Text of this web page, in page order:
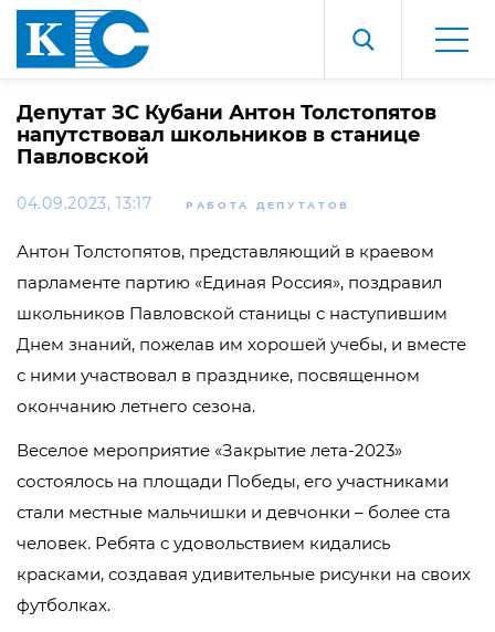
Депутат ЗС Кубани Антон Толстопятов
напутствовал школьников в станице
Павловской
04.09.2023, 13:17 РАБОТА ДЕПУТАТОВ
Антон Толстопятов, представляющий в краевом
парламенте партию «Единая Россия», поздравил
школьников Павловской станицы с наступившим
Днем знаний, пожелав им хорошей учебы, и вместе
с ними участвовал в празднике, посвященном
окончанию летнего сезона.
Веселое мероприятие «Закрытие лета-2023»
состоялось на площади Победы, его участниками
стали местные мальчишки и девчонки – более ста
человек. Ребята с удовольствием кидались
красками, создавая удивительные рисунки на своих
футболках.